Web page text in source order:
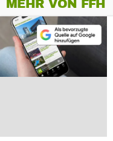
MEHR VON FFH